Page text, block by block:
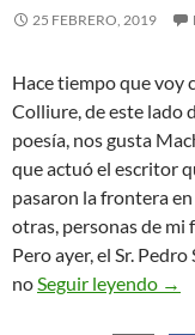
25 FEBRERO, 2019
Hace tiempo que voy
Colliure, de este lado
poesía, nos gusta
que actuó el escritor
pasaron la frontera
otras, personas de mi
Pero ayer, el Sr.
noSeguir leyendo 80
→